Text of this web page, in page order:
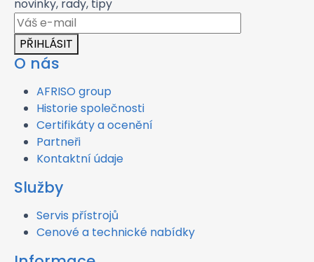
novinky, rady, tipy
PŘIHLÁSIT
O nás
AFRISO group
Historie společnosti
Certifikáty a ocenění
Partneři
Kontaktní údaje
Služby
Servis přístrojů
Cenové a technické nabídky